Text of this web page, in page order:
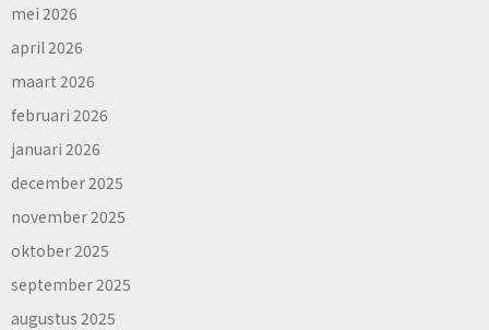
mei 2026
april 2026
maart 2026
februari 2026
januari 2026
december 2025
november 2025
oktober 2025
september 2025
augustus 2025